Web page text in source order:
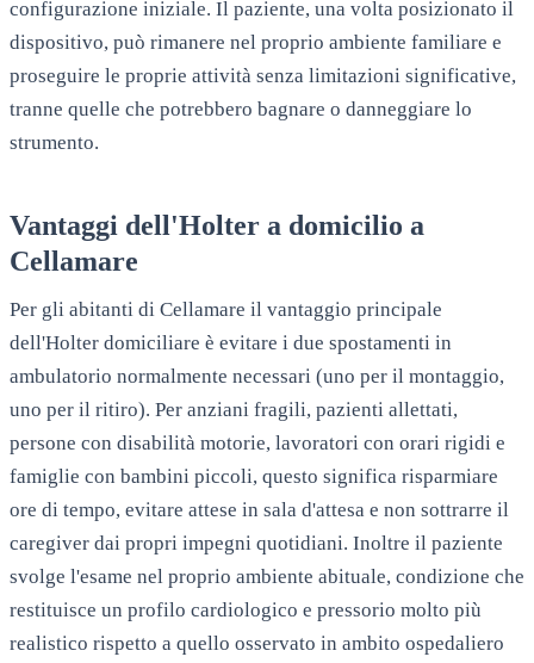
configurazione iniziale. Il paziente, una volta posizionato il
dispositivo, può rimanere nel proprio ambiente familiare e
proseguire le proprie attività senza limitazioni significative,
tranne quelle che potrebbero bagnare o danneggiare lo
strumento.
Vantaggi dell'Holter a domicilio a
Cellamare
Per gli abitanti di Cellamare il vantaggio principale
dell'Holter domiciliare è evitare i due spostamenti in
ambulatorio normalmente necessari (uno per il montaggio,
uno per il ritiro). Per anziani fragili, pazienti allettati,
persone con disabilità motorie, lavoratori con orari rigidi e
famiglie con bambini piccoli, questo significa risparmiare
ore di tempo, evitare attese in sala d'attesa e non sottrarre il
caregiver dai propri impegni quotidiani. Inoltre il paziente
svolge l'esame nel proprio ambiente abituale, condizione che
restituisce un profilo cardiologico e pressorio molto più
realistico rispetto a quello osservato in ambito ospedaliero